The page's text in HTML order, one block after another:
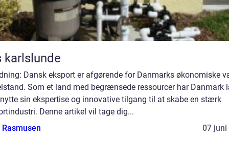
karlslunde
Dansk eksport er afgørende for Danmarks økonomiske
Som et land med begrænsede ressourcer har Danmark
sin ekspertise og innovative tilgang til at skabe en stærk
Denne artikel vil tage dig...
07 juni